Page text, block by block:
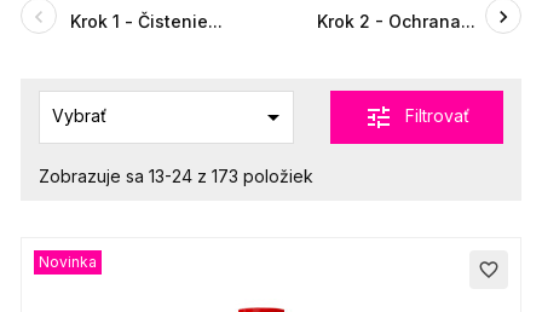
Krok 1 - Čistenie... Krok 2 - Ochrana...
Vybrať  tune Filtrovať
Zobrazuje sa 13-24 z 173 položiek
favorite_border
Novinka